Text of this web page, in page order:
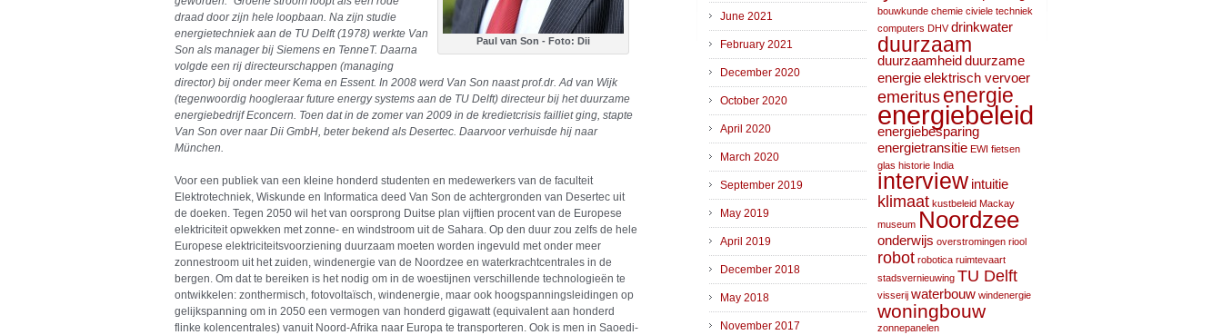
Paul van Son - Foto: Dii
draad door zijn hele loopbaan. Na zijn studie
energietechniek aan de TU Delft (1978) werkte Van
Son als manager bij Siemens en TenneT. Daarna
volgde een rij directeurschappen (managing
director) bij onder meer Kema en Essent. In 2008 werd Van Son naast prof.dr. Ad van Wijk
(tegenwoordig hoogleraar future energy systems aan de TU Delft) directeur bij het duurzame
energiebedrijf Econcern. Toen dat in de zomer van 2009 in de kredietcrisis failliet ging, stapte
Van Son over naar Dii GmbH, beter bekend als Desertec. Daarvoor verhuisde hij naar
München.
Voor een publiek van een kleine honderd studenten en medewerkers van de faculteit
Elektrotechniek, Wiskunde en Informatica deed Van Son de achtergronden van Desertec uit
de doeken. Tegen 2050 wil het van oorsprong Duitse plan vijftien procent van de Europese
elektriciteit opwekken met zonne- en windstroom uit de Sahara. Op den duur zou zelfs de hele
Europese elektriciteitsvoorziening duurzaam moeten worden ingevuld met onder meer
zonnestroom uit het zuiden, windenergie van de Noordzee en waterkrachtcentrales in de
bergen. Om dat te bereiken is het nodig om in de woestijnen verschillende technologieën te
ontwikkelen: zonthermisch, fotovoltaïsch, windenergie, maar ook hoogspanningsleidingen op
gelijkspanning om in 2050 een vermogen van honderd gigawatt (equivalent aan honderd
flinke kolencentrales) vanuit Noord-Afrika naar Europa te transporteren. Ook is men in Saoedi-
June 2021
February 2021
December 2020
October 2020
April 2020
March 2020
September 2019
May 2019
April 2019
December 2018
May 2018
November 2017
bouwkunde chemie civiele techniek
computers DHV drinkwater
duurzaam
duurzaamheid duurzame
energieelektrisch vervoer
emeritus energie
energiebeleid
energiebesparing
energietransitie EWI fietsen
glas historie India
interview intuitie
klimaat kustbeleid Mackay
museum Noordzee
onderwijs overstromingen riool
robot robotica ruimtevaart
stadsvernieuwing TU Delft
visserij waterbouw windenergie
woningbouw
zonnepanelen